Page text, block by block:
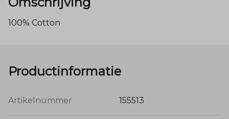
100% Cotton
Productinformatie
Artikelnummer 155513